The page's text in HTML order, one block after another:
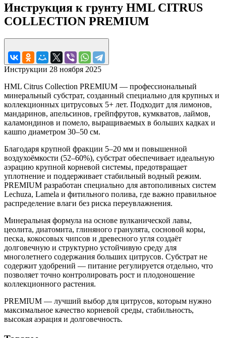
Инструкция к грунту HML CITRUS
COLLECTION PREMIUM
Инструкции 28 ноября 2025
HML Citrus Collection PREMIUM — профессиональный
минеральный субстрат, созданный специально для крупных и
коллекционных цитрусовых 5+ лет. Подходит для лимонов,
мандаринов, апельсинов, грейпфрутов, кумкватов, лаймов,
каламондинов и помело, выращиваемых в больших кадках и
кашпо диаметром 30–50 см.
Благодаря крупной фракции 5–20 мм и повышенной
воздухоёмкости (52–60%), субстрат обеспечивает идеальную
аэрацию крупной корневой системы, предотвращает
уплотнение и поддерживает стабильный водный режим.
PREMIUM разработан специально для автополивных систем
Lechuza, Lamela и фитильного полива, где важно правильное
распределение влаги без риска переувлажнения.
Минеральная формула на основе вулканической лавы,
цеолита, диатомита, глиняного гранулята, сосновой коры,
песка, кокосовых чипсов и древесного угля создаёт
долговечную и структурно устойчивую среду для
многолетнего содержания больших цитрусов. Субстрат не
содержит удобрений — питание регулируется отдельно, что
позволяет точно контролировать рост и плодоношение
коллекционного растения.
PREMIUM — лучший выбор для цитрусов, которым нужно
максимальное качество корневой среды, стабильность,
высокая аэрация и долговечность.